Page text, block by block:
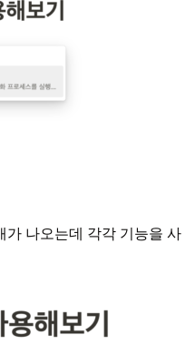
나오는데 각각 기능을 사